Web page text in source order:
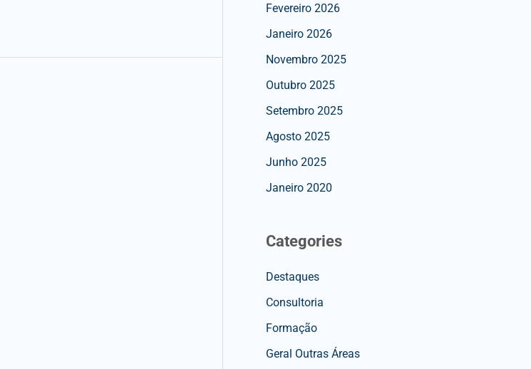
Fevereiro 2026
Janeiro 2026
Novembro 2025
Outubro 2025
Setembro 2025
Agosto 2025
Junho 2025
Janeiro 2020
Categories
Destaques
Consultoria
Formação
Geral Outras Áreas